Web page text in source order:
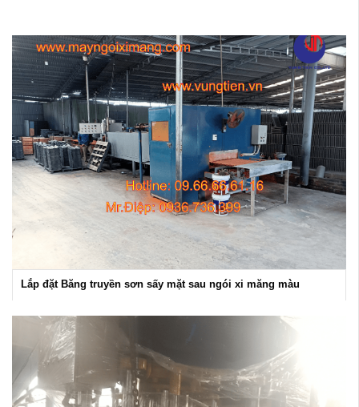
Lắp đặt Băng truyền sơn sấy mặt sau ngói xi măng màu